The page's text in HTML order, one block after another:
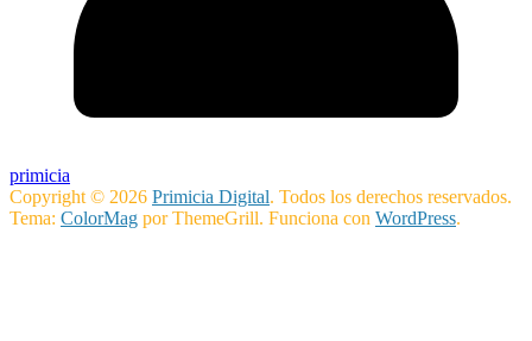
primicia
Copyright © 2026 Primicia Digital. Todos los derechos reservados.
Tema: ColorMag por ThemeGrill. Funciona con WordPress.